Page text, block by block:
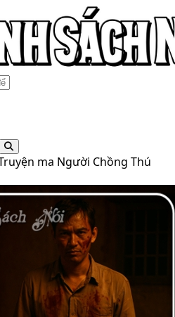
ma Người Chồng Thú